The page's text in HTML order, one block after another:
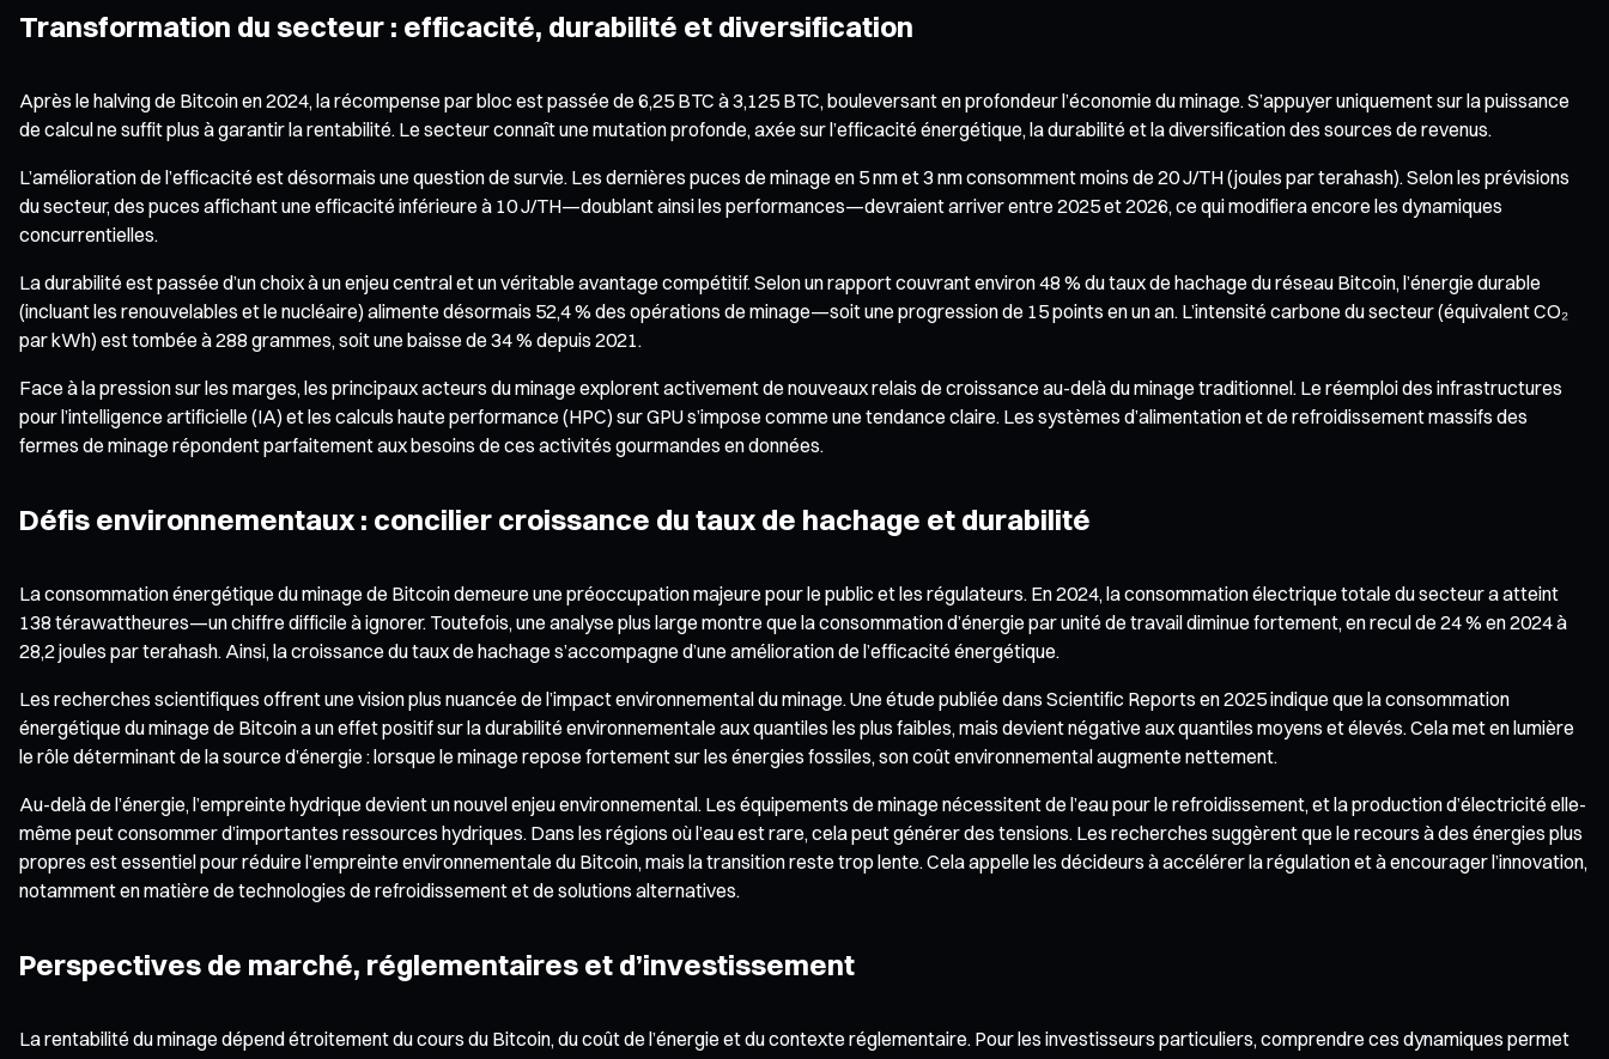
Transformation du secteur : efficacité, durabilité et diversification
Après le halving de Bitcoin en 2024, la récompense par bloc est passée de 6,25 BTC à 3,125 BTC, bouleversant en profondeur l’économie du minage. S’appuyer uniquement sur la puissance
de calcul ne suffit plus à garantir la rentabilité. Le secteur connaît une mutation profonde, axée sur l’efficacité énergétique, la durabilité et la diversification des sources de revenus.
L’amélioration de l’efficacité est désormais une question de survie. Les dernières puces de minage en 5 nm et 3 nm consomment moins de 20 J/TH (joules par terahash). Selon les prévisions
du secteur, des puces affichant une efficacité inférieure à 10 J/TH—doublant ainsi les performances—devraient arriver entre 2025 et 2026, ce qui modifiera encore les dynamiques
concurrentielles.
La durabilité est passée d’un choix à un enjeu central et un véritable avantage compétitif. Selon un rapport couvrant environ 48 % du taux de hachage du réseau Bitcoin, l’énergie durable
(incluant les renouvelables et le nucléaire) alimente désormais 52,4 % des opérations de minage—soit une progression de 15 points en un an. L’intensité carbone du secteur (équivalent CO₂
par kWh) est tombée à 288 grammes, soit une baisse de 34 % depuis 2021.
Face à la pression sur les marges, les principaux acteurs du minage explorent activement de nouveaux relais de croissance au-delà du minage traditionnel. Le réemploi des infrastructures
pour l’intelligence artificielle (IA) et les calculs haute performance (HPC) sur GPU s’impose comme une tendance claire. Les systèmes d’alimentation et de refroidissement massifs des
fermes de minage répondent parfaitement aux besoins de ces activités gourmandes en données.
Défis environnementaux : concilier croissance du taux de hachage et durabilité
La consommation énergétique du minage de Bitcoin demeure une préoccupation majeure pour le public et les régulateurs. En 2024, la consommation électrique totale du secteur a atteint
138 térawattheures—un chiffre difficile à ignorer. Toutefois, une analyse plus large montre que la consommation d’énergie par unité de travail diminue fortement, en recul de 24 % en 2024 à
28,2 joules par terahash. Ainsi, la croissance du taux de hachage s’accompagne d’une amélioration de l’efficacité énergétique.
Les recherches scientifiques offrent une vision plus nuancée de l’impact environnemental du minage. Une étude publiée dans Scientific Reports en 2025 indique que la consommation
énergétique du minage de Bitcoin a un effet positif sur la durabilité environnementale aux quantiles les plus faibles, mais devient négative aux quantiles moyens et élevés. Cela met en lumière
le rôle déterminant de la source d’énergie : lorsque le minage repose fortement sur les énergies fossiles, son coût environnemental augmente nettement.
Au-delà de l’énergie, l’empreinte hydrique devient un nouvel enjeu environnemental. Les équipements de minage nécessitent de l’eau pour le refroidissement, et la production d’électricité elle-
même peut consommer d’importantes ressources hydriques. Dans les régions où l’eau est rare, cela peut générer des tensions. Les recherches suggèrent que le recours à des énergies plus
propres est essentiel pour réduire l’empreinte environnementale du Bitcoin, mais la transition reste trop lente. Cela appelle les décideurs à accélérer la régulation et à encourager l’innovation,
notamment en matière de technologies de refroidissement et de solutions alternatives.
Perspectives de marché, réglementaires et d’investissement
La rentabilité du minage dépend étroitement du cours du Bitcoin, du coût de l’énergie et du contexte réglementaire. Pour les investisseurs particuliers, comprendre ces dynamiques permet